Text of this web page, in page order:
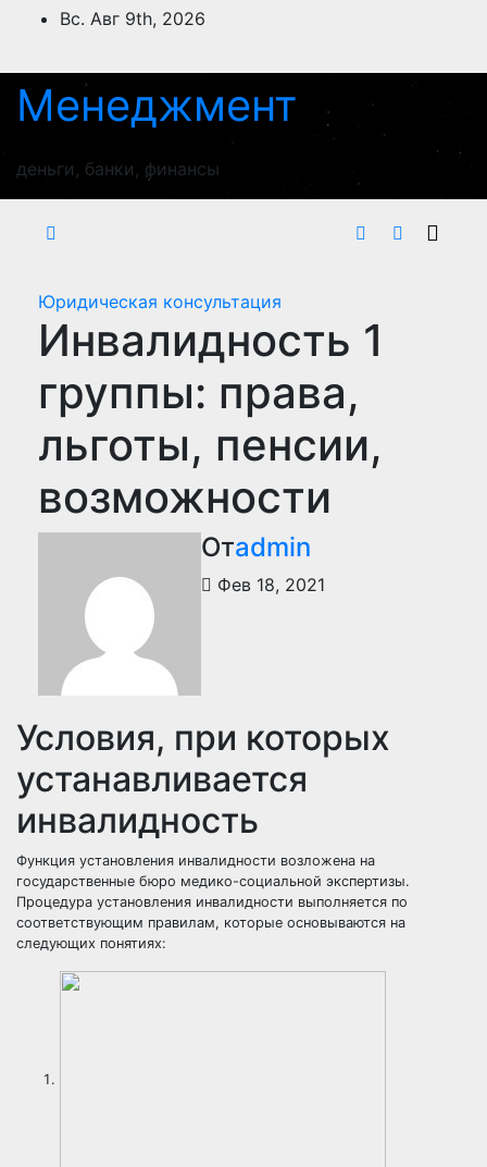
ПерейтиВс. Авг 9th, 2026
Менеджмент
деньги, банки, финансы
Юридическая консультация
Инвалидность 1
группы: права,
льготы, пенсии,
возможности
Отadmin
Фев 18, 2021
Условия, при которых
устанавливается
инвалидность
Функция установления инвалидности возложена на
государственные бюро медико-социальной экспертизы.
Процедура установления инвалидности выполняется по
соответствующим правилам, которые основываются на
следующих понятиях: